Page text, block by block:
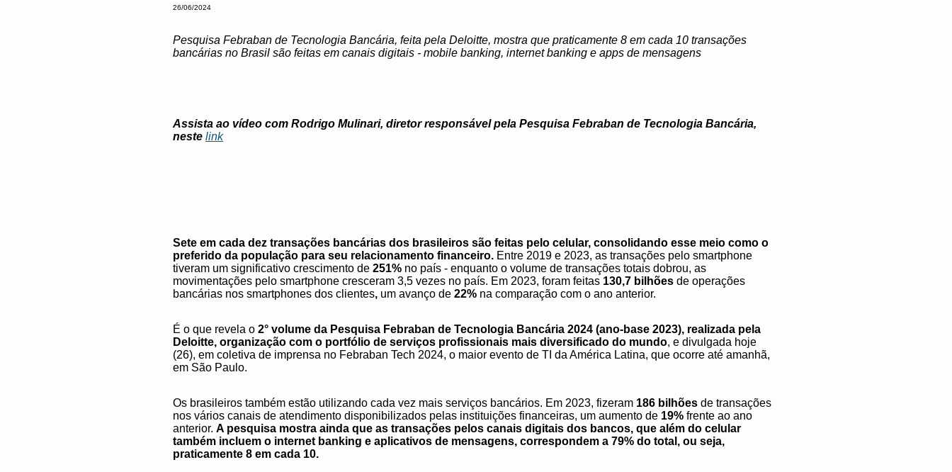
26/06/2024
Pesquisa Febraban de Tecnologia Bancária, feita pela Deloitte, mostra que praticamente 8 em cada 10 transações
bancárias no Brasil são feitas em canais digitais - mobile banking, internet banking e apps de mensagens
Assista ao vídeo com Rodrigo Mulinari, diretor responsável pela Pesquisa Febraban de Tecnologia Bancária,
neste link
Sete em cada dez transações bancárias dos brasileiros são feitas pelo celular, consolidando esse meio como o
preferido da população para seu relacionamento financeiro. Entre 2019 e 2023, as transações pelo smartphone
tiveram um significativo crescimento de 251% no país - enquanto o volume de transações totais dobrou, as
movimentações pelo smartphone cresceram 3,5 vezes no país. Em 2023, foram feitas 130,7 bilhões de operações
bancárias nos smartphones dos clientes, um avanço de 22% na comparação com o ano anterior.
É o que revela o 2° volume da Pesquisa Febraban de Tecnologia Bancária 2024 (ano-base 2023), realizada pela
Deloitte, organização com o portfólio de serviços profissionais mais diversificado do mundo, e divulgada hoje
(26), em coletiva de imprensa no Febraban Tech 2024, o maior evento de TI da América Latina, que ocorre até amanhã,
em São Paulo.
Os brasileiros também estão utilizando cada vez mais serviços bancários. Em 2023, fizeram 186 bilhões de transações
nos vários canais de atendimento disponibilizados pelas instituições financeiras, um aumento de 19% frente ao ano
anterior. A pesquisa mostra ainda que as transações pelos canais digitais dos bancos, que além do celular
também incluem o internet banking e aplicativos de mensagens, correspondem a 79% do total, ou seja,
praticamente 8 em cada 10.